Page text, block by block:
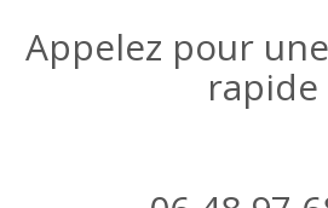
Appelez pour
rapide